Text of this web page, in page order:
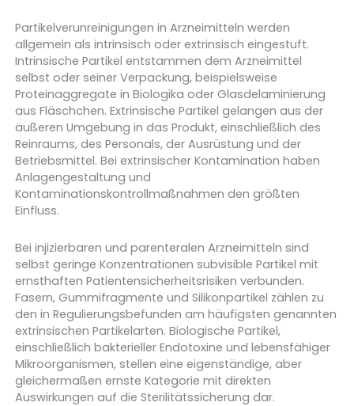
Partikelverunreinigungen in Arzneimitteln werden
allgemein als intrinsisch oder extrinsisch eingestuft.
Intrinsische Partikel entstammen dem Arzneimittel
selbst oder seiner Verpackung, beispielsweise
Proteinaggregate in Biologika oder Glasdelaminierung
aus Fläschchen. Extrinsische Partikel gelangen aus der
äußeren Umgebung in das Produkt, einschließlich des
Reinraums, des Personals, der Ausrüstung und der
Betriebsmittel. Bei extrinsischer Kontamination haben
Anlagengestaltung und
Kontaminationskontrollmaßnahmen den größten
Einfluss.
Bei injizierbaren und parenteralen Arzneimitteln sind
selbst geringe Konzentrationen subvisible Partikel mit
ernsthaften Patientensicherheitsrisiken verbunden.
Fasern, Gummifragmente und Silikonpartikel zählen zu
den in Regulierungsbefunden am häufigsten genannten
extrinsischen Partikelarten. Biologische Partikel,
einschließlich bakterieller Endotoxine und lebensfähiger
Mikroorganismen, stellen eine eigenständige, aber
gleichermaßen ernste Kategorie mit direkten
Auswirkungen auf die Sterilitätssicherung dar.